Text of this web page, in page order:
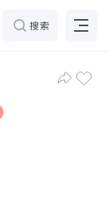
搜索
灣 補習推介